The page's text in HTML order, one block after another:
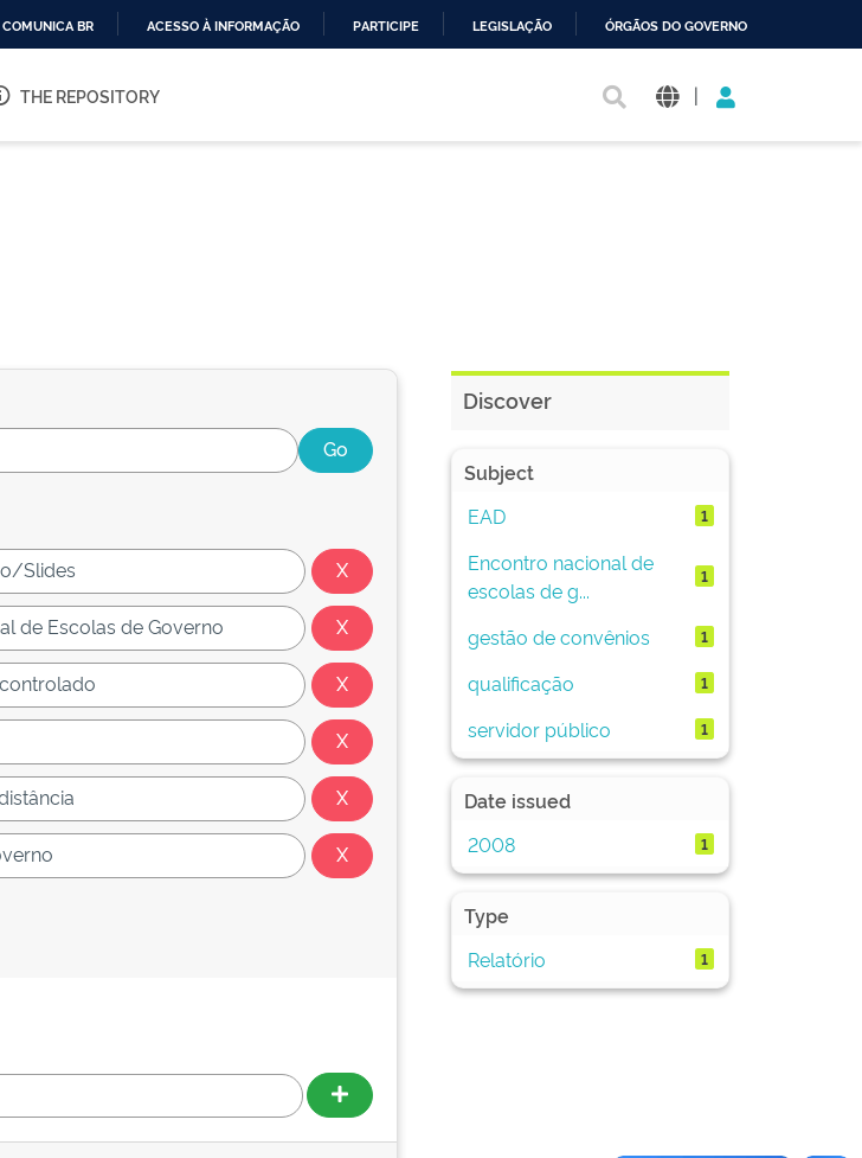
O
COMUNICA BR ACESSO À INFORMAÇÃO PARTICIPE LEGISLAÇÃO ÓRGÃOS DO GOVERNO
THE REPOSITORY |
Discover
Subject
EAD
1
Encontro nacional de
escolas de g...
1
gestão de convênios 1
qualificação 1
servidor público 1
Date issued
2008
1
Type
Relatório
1